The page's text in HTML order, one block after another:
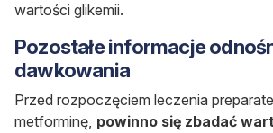
wartości glikemii.
Pozostałe informacje
dawkowania
Przed rozpoczęciem leczenia
metforminę, powinno się zbadać